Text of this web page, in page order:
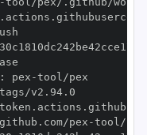
pex -
pex-